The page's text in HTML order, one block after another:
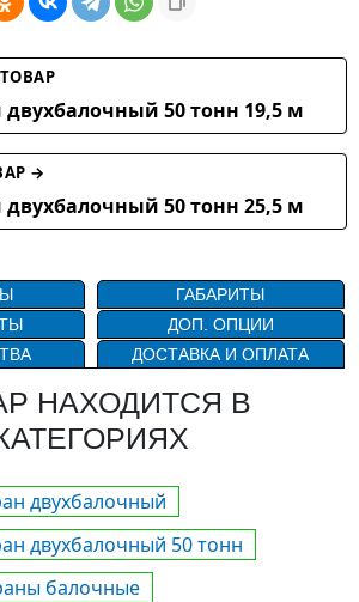
50 тонн 19,5 м
→
50 тонн 25,5 м
ГАБАРИТЫ
ДОП. ОПЦИИ
ДОСТАВКА И ОПЛАТА
НАХОДИТСЯ В
двухбалочный
двухбалочный 50 тонн
балочные